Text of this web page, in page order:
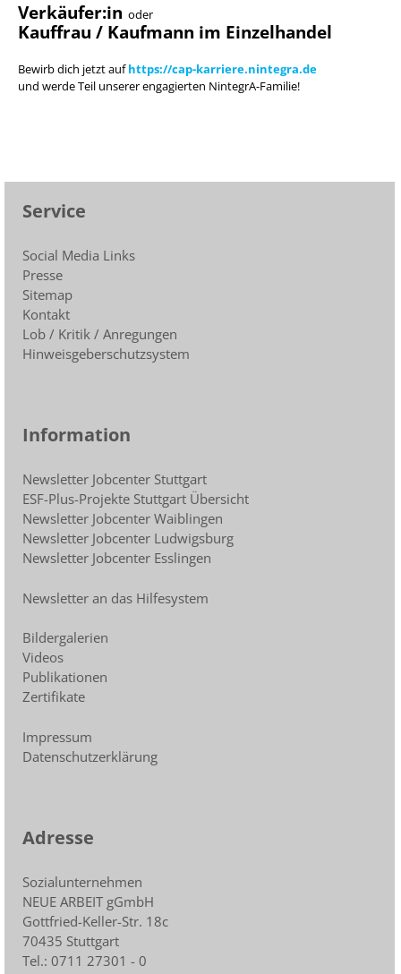
Verkäufer:in oder
Kauffrau / Kaufmann im Einzelhandel
Bewirb dich jetzt aufhttps://cap-karriere.nintegra.de
und werde Teil unserer engagierten NintegrA-Familie!
Service
Social Media Links
Presse
Sitemap
Kontakt
Lob / Kritik / Anregungen
Hinweisgeberschutzsystem
Information
Newsletter Jobcenter Stuttgart
ESF-Plus-Projekte Stuttgart Übersicht
Newsletter Jobcenter Waiblingen
Newsletter Jobcenter Ludwigsburg
Newsletter Jobcenter Esslingen
Newsletter an das Hilfesystem
Bildergalerien
Videos
Publikationen
Zertifikate
Impressum
Datenschutzerklärung
Adresse
Sozialunternehmen
NEUE ARBEIT gGmbH
Gottfried-Keller-Str. 18c
70435 Stuttgart
Tel.: 0711 27301 - 0